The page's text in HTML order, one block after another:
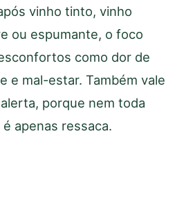
vinho tinto, vinho
ou espumante, o foco
como dor de
e mal-estar. Também vale
porque nem toda
apenas ressaca.